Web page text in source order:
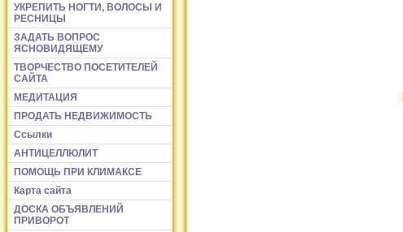
УКРЕПИТЬ НОГТИ, ВОЛОСЫ И
РЕСНИЦЫ
ЗАДАТЬ ВОПРОС
ЯСНОВИДЯЩЕМУ
ТВОРЧЕСТВО ПОСЕТИТЕЛЕЙ
САЙТА
МЕДИТАЦИЯ
ПРОДАТЬ НЕДВИЖИМОСТЬ
Ссылки
АНТИЦЕЛЛЮЛИТ
ПОМОЩЬ ПРИ КЛИМАКСЕ
Карта сайта
ДОСКА ОБЪЯВЛЕНИЙ
ПРИВОРОТ